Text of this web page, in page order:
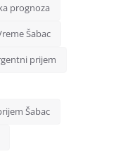
prognoza
Šabac
prijem
Šabac